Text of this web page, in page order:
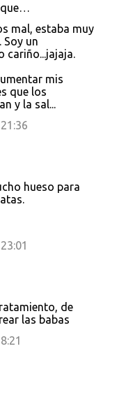
que…
mal, estaba muy
un
cariño...jajaja.
mis
que los
y la sal...
hueso para
de
las babas